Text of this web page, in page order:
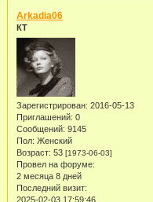
Arkadia06
КТ
Зарегистрирован: 2016-05-13
Приглашений: 0
Сообщений: 9145
Пол: Женский
Возраст: 53 [1973-06-03]
Провел на форуме:
2 месяца 8 дней
Последний визит:
2025-02-03 17:59:46